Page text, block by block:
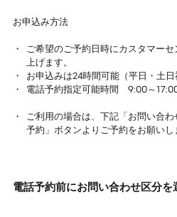
お申込み方法
ご希望のご予約日時にカスタマー
上げます。
お申込みは24時間可能（平日・土日
電話予約指定可能時間 9:00～
ご利用の場合は、下記「お問い合
予約」ボタンよりご予約をお願いし
電話予約前にお問い合わせ区分を